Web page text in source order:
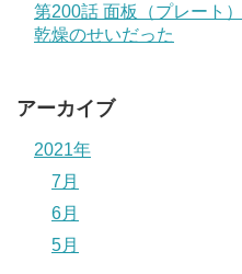
第200話 面板（プレート
乾燥のせいだった
アーカイブ
2021年
7月
6月
5月